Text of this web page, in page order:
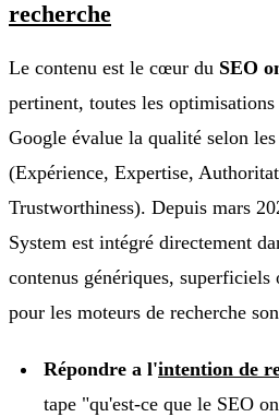
recherche
Le contenu est le cœur du SEO
pertinent, toutes les
Google évalue la qualité selon
(Expérience, Expertise,
Trustworthiness). Depuis mars
System est intégré directement
contenus génériques, superficiels
pour les moteurs de recherche
Répondre a l'intention de
tape "qu'est-ce que le SEO